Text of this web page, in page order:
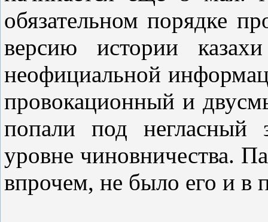
обязательном порядке
версию истории
неофициальной
провокационный и
попали под негласный
уровне чиновничества.
впрочем, не было его и в